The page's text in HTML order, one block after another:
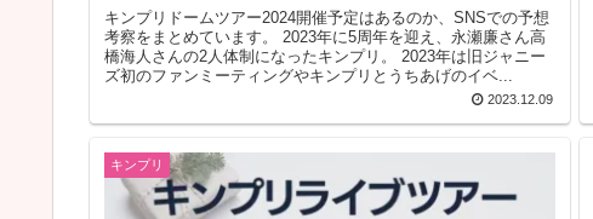
キンプリドームツアー2024開催予定はあるのか、SNSでの予想
考察をまとめています。 2023年に5周年を迎え、永瀬廉さん高
橋海人さんの2人体制になったキンプリ。 2023年は旧ジャニー
ズ初のファンミーティングやキンプリとうちあげのイベ...
2023.12.09
キンプリ